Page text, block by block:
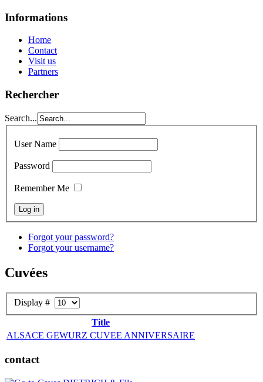
Informations
Home
Contact
Visit us
Partners
Rechercher
Search...
User Name
Password
Remember Me
Forgot your password?
Forgot your username?
Cuvées
Display #
Title
ALSACE GEWURZ CUVEE ANNIVERSAIRE
contact